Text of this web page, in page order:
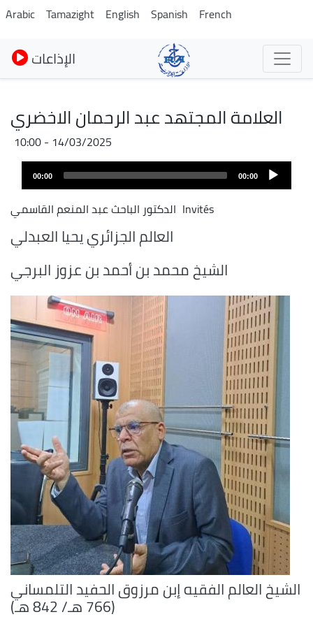
Pasar
al
contenido
principal
Arabic Tamazight English Spanish French
الإذاعات
العلامة المجتهد عبد الرحمان الاخضري
14/03/2025 - 10:00
00:00
00:00
Invités الدكتور الباحث عبد المنعم القاسمي
العالم الجزائري يحيا العبدلي
الشيخ محمد بن أحمد بن عزوز البرجي
الشيخ العالم الفقيه إبن مرزوق الحفيد التلمساني
(766 هـ/ 842 هـ)